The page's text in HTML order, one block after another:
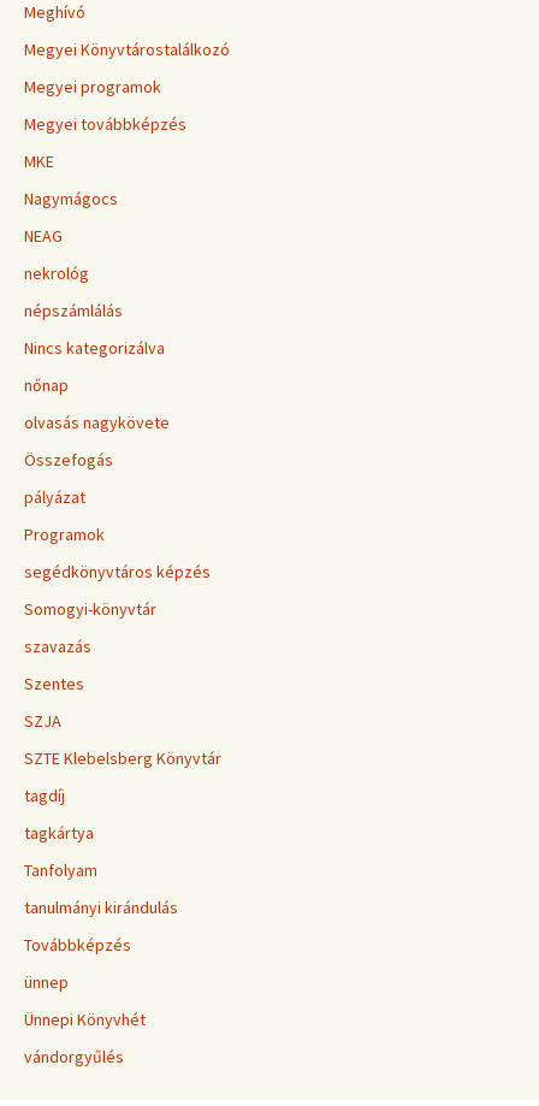
Meghívó
Megyei Könyvtárostalálkozó
Megyei programok
Megyei továbbképzés
MKE
Nagymágocs
NEAG
nekrológ
népszámlálás
Nincs kategorizálva
nőnap
olvasás nagykövete
Összefogás
pályázat
Programok
segédkönyvtáros képzés
Somogyi-könyvtár
szavazás
Szentes
SZJA
SZTE Klebelsberg Könyvtár
tagdíj
tagkártya
Tanfolyam
tanulmányi kirándulás
Továbbképzés
ünnep
Ünnepi Könyvhét
vándorgyűlés